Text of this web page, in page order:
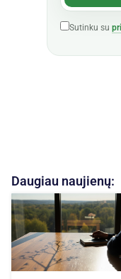
Sutinku su
Daugiau naujienų: